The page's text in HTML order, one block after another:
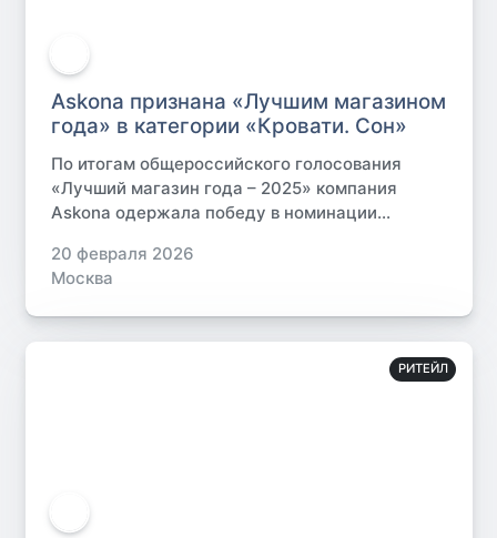
Askona признана «Лучшим магазином
года» в категории «Кровати. Сон»
По итогам общероссийского голосования
«Лучший магазин года – 2025» компания
Askona одержала победу в номинации...
20 февраля 2026
Москва
РИТЕЙЛ